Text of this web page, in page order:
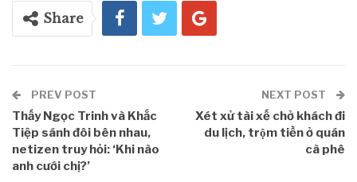
Share
PREV POST
Thấy Ngọc Trinh và Khắc
Tiệp sánh đôi bên nhau,
netizen truy hỏi: ‘Khi nào
anh cưới chị?’
NEXT POST
Xét xử tài xế chở khách đi
du lịch, trộm tiền ở quán
cà phê